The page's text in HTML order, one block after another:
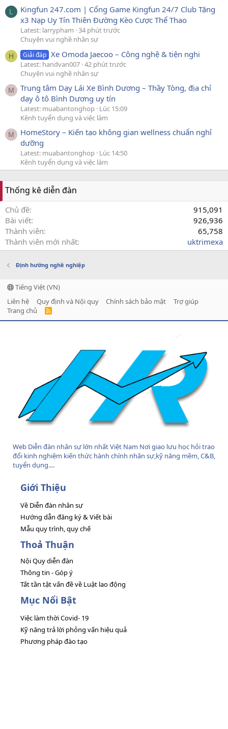
L
Kingfun 247.com | Cổng Game Kingfun 24/7 Club Tặng
x3 Nạp Uy Tín Thiên Đường Kèo Cược Thể Thao
Latest: larrypham 34 phút trước
Chuyện vui nghề nhân sự
H Giải đáp Xe Omoda Jaecoo – Công nghệ & tiện nghi
Latest: handvan007 42 phút trước
Chuyện vui nghề nhân sự
M
Trung tâm Dạy Lái Xe Bình Dương – Thầy Tòng, địa chỉ
dạy ô tô Bình Dương uy tín
Latest: muabantonghop Lúc 15:09
Kênh tuyển dụng và việc làm
M
HomeStory – Kiến tạo không gian wellness chuẩn nghỉ
dưỡng
Latest: muabantonghop Lúc 14:50
Kênh tuyển dụng và việc làm
Thống kê diễn đàn
Chủ đề
915,091
Bài viết
926,936
Thành viên
65,758
Thành viên mới nhất
uktrimexa
Định hướng nghề nghiệp
Tiếng Việt (VN)
Liên hệ
Quy định và Nội quy Chính sách bảo mật
Trợ giúp
Trang chủ
R
Web Diễn đàn nhân sự lớn nhất Việt Nam Nơi giao lưu học hỏi trao
đổi kinh nghiệm kiến thức hành chính nhân sự,kỹ năng mềm, C&B,
tuyển dụng....
Giới Thiệu
Về Diễn đàn nhân sự
Hướng dẫn đăng ký & Viết bài
Mẫu quy trình, quy chế
Thoả Thuận
Nội Quy diễn đàn
Thông tin - Góp ý
Tất tần tật vấn đề về Luật lao động
Mục Nổi Bật
Việc làm thời Covid- 19
Kỹ năng trả lời phỏng vấn hiệu quả
Phương pháp đào tạo